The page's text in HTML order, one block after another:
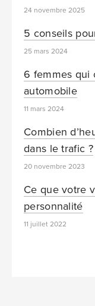
24 novembre 2025
5 conseils
25 mars 2024
6 femmes qui
automobile
11 mars 2024
Combien
dans le trafic ?
20 novembre 2023
Ce que votre
personnalité
11 juillet 2022